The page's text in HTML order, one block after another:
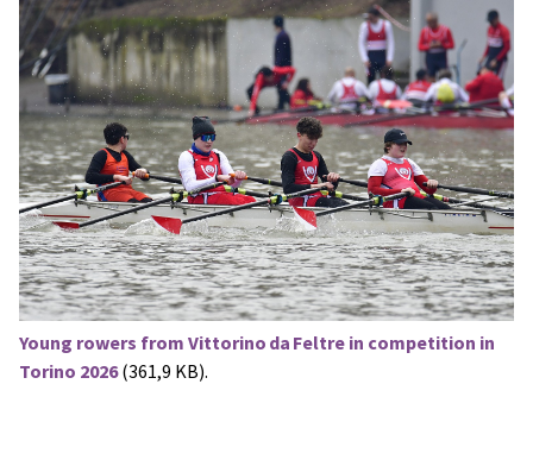
Young rowers from Vittorino da Feltre in competition in
Torino 2026(361,9 KB).